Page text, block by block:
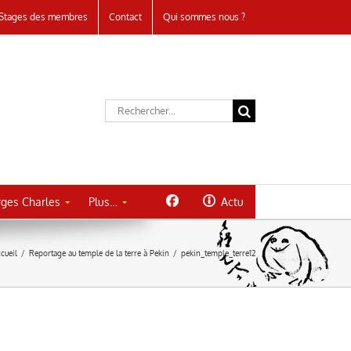
des membres Contact Qui sommes nous ?
Rechercher:
Charles Plus… Actu
/ Reportage au temple de la terre à Pekin / pekin_temple_terre12